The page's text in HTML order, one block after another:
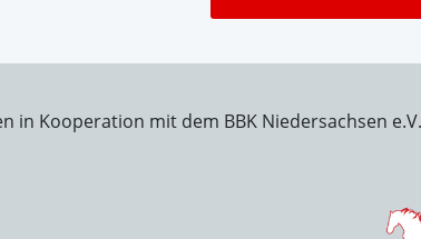
in Kooperation mit dem BBK Niedersachsen